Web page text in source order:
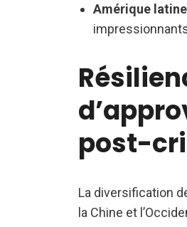
Amérique
post-
La diversification
la Chine et